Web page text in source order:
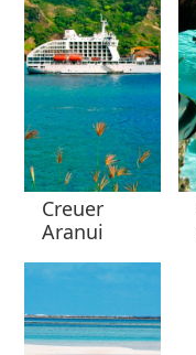
Creuer
Aranui